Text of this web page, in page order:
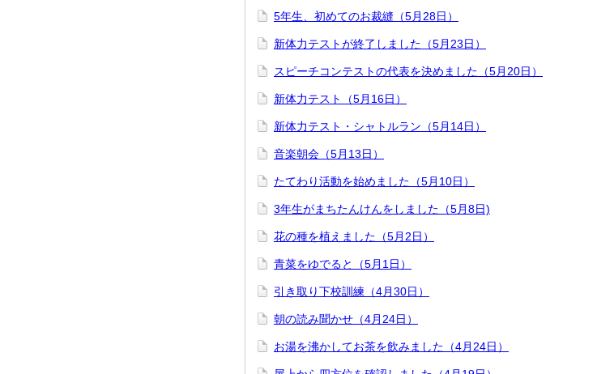
5年生、初めてのお裁縫（5月28日）
新体力テストが終了しました（5月23日）
スピーチコンテストの代表を決めました（5月20日）
新体力テスト（5月16日）
新体力テスト・シャトルラン（5月14日）
音楽朝会（5月13日）
たてわり活動を始めました（5月10日）
3年生がまちたんけんをしました（5月8日)
花の種を植えました（5月2日）
青菜をゆでると（5月1日）
引き取り下校訓練（4月30日）
朝の読み聞かせ（4月24日）
お湯を沸かしてお茶を飲みました（4月24日）